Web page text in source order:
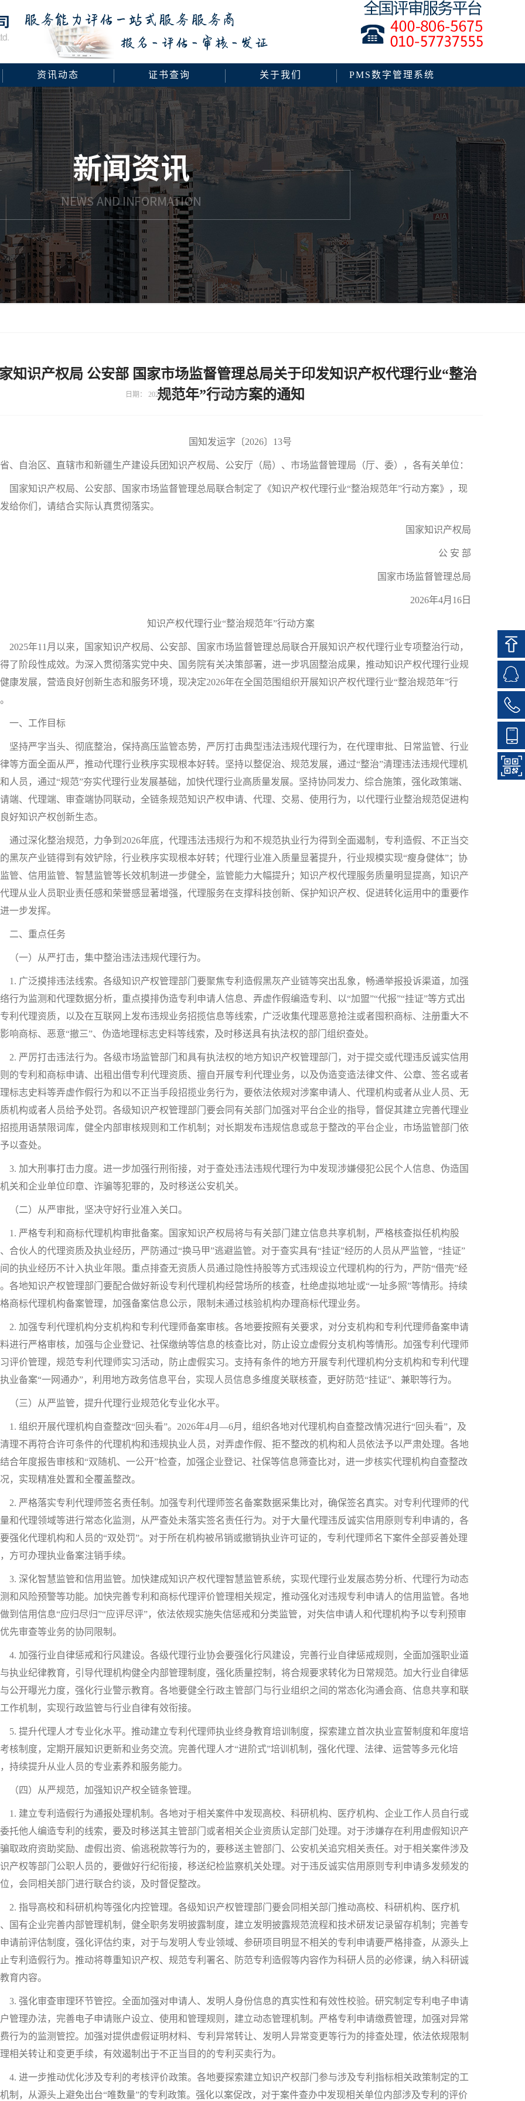
资讯动态 证书查询 关于我们 PMS数字管理系统
知识产权局 公安部 国家市场监督管理总局关于印发知识产权代理行业“整治
规范年”行动方案的通知
日期： 2026-04-28 浏览次数：
国知发运字〔2026〕13号
、自治区、直辖市和新疆生产建设兵团知识产权局、公安厅（局）、市场监督管理局（厅、委），各有关单位：
家知识产权局、公安部、国家市场监督管理总局联合制定了《知识产权代理行业“整治规范年”行动方案》，现
给你们，请结合实际认真贯彻落实。
国家知识产权局
公 安 部
国家市场监督管理总局
2026年4月16日
知识产权代理行业“整治规范年”行动方案
年11月以来，国家知识产权局、公安部、国家市场监督管理总局联合开展知识产权代理行业专项整治行动，
了阶段性成效。为深入贯彻落实党中央、国务院有关决策部署，进一步巩固整治成果，推动知识产权代理行业规
康发展，营造良好创新生态和服务环境，现决定2026年在全国范围组织开展知识产权代理行业“整治规范年”行
、工作目标
持严字当头、彻底整治，保持高压监管态势，严厉打击典型违法违规代理行为，在代理审批、日常监管、行业
等方面全面从严，推动代理行业秩序实现根本好转。坚持以整促治、规范发展，通过“整治”清理违法违规代理机
人员，通过“规范”夯实代理行业发展基础，加快代理行业高质量发展。坚持协同发力、综合施策，强化政策端、
端、代理端、审查端协同联动，全链条规范知识产权申请、代理、交易、使用行为，以代理行业整治规范促进构
好知识产权创新生态。
过深化整治规范，力争到2026年底，代理违法违规行为和不规范执业行为得到全面遏制，专利造假、不正当交
黑灰产业链得到有效铲除，行业秩序实现根本好转；代理行业准入质量显著提升，行业规模实现“瘦身健体”；协
监管、信用监管、智慧监管等长效机制进一步健全，监管能力大幅提升；知识产权代理服务质量明显提高，知识产
理从业人员职业责任感和荣誉感显著增强，代理服务在支撑科技创新、保护知识产权、促进转化运用中的重要作
一步发挥。
、重点任务
一）从严打击，集中整治违法违规代理行为。
广泛摸排违法线索。各级知识产权管理部门要聚焦专利造假黑灰产业链等突出乱象，畅通举报投诉渠道，加强
行为监测和代理数据分析，重点摸排伪造专利申请人信息、弄虚作假编造专利、以“加盟”“代报”“挂证”等方式出
利代理资质，以及在互联网上发布违规业务招揽信息等线索，广泛收集代理恶意抢注或者囤积商标、注册重大不
影响商标、恶意“撤三”、伪造地理标志史料等线索，及时移送具有执法权的部门组织查处。
严厉打击违法行为。各级市场监管部门和具有执法权的地方知识产权管理部门，对于提交或代理违反诚实信用
的专利和商标申请、出租出借专利代理资质、擅自开展专利代理业务，以及伪造变造法律文件、公章、签名或者
标志史料等弄虚作假行为和以不正当手段招揽业务行为，要依法依规对涉案申请人、代理机构或者从业人员、无
机构或者人员给予处罚。各级知识产权管理部门要会同有关部门加强对平台企业的指导，督促其建立完善代理业
揽用语禁限词库，健全内部审核规则和工作机制；对长期发布违规信息或怠于整改的平台企业，市场监管部门依
以查处。
加大刑事打击力度。进一步加强行刑衔接，对于查处违法违规代理行为中发现涉嫌侵犯公民个人信息、伪造国
关和企业单位印章、诈骗等犯罪的，及时移送公安机关。
二）从严审批，坚决守好行业准入关口。
严格专利和商标代理机构审批备案。国家知识产权局将与有关部门建立信息共享机制，严格核查拟任机构股
合伙人的代理资质及执业经历，严防通过“换马甲”逃避监管。对于查实具有“挂证”经历的人员从严监管，“挂证”
的执业经历不计入执业年限。重点排查无资质人员通过隐性持股等方式违规设立代理机构的行为，严防“借壳”经
各地知识产权管理部门要配合做好新设专利代理机构经营场所的核查，杜绝虚拟地址或“一址多照”等情形。持续
商标代理机构备案管理，加强备案信息公示，限制未通过核验机构办理商标代理业务。
加强专利代理机构分支机构和专利代理师备案审核。各地要按照有关要求，对分支机构和专利代理师备案申请
进行严格审核，加强与企业登记、社保缴纳等信息的核查比对，防止设立虚假分支机构等情形。加强专利代理师
评价管理，规范专利代理师实习活动，防止虚假实习。支持有条件的地方开展专利代理机构分支机构和专利代理
业备案“一网通办”，利用地方政务信息平台，实现人员信息多维度关联核查，更好防范“挂证”、兼职等行为。
三）从严监管，提升代理行业规范化专业化水平。
组织开展代理机构自查整改“回头看”。2026年4月—6月，组织各地对代理机构自查整改情况进行“回头看”，及
理不再符合许可条件的代理机构和违规执业人员，对弄虚作假、拒不整改的机构和人员依法予以严肃处理。各地
合年度报告审核和“双随机、一公开”检查，加强企业登记、社保等信息筛查比对，进一步核实代理机构自查整改
，实现精准处置和全覆盖整改。
严格落实专利代理师签名责任制。加强专利代理师签名备案数据采集比对，确保签名真实。对专利代理师的代
和代理领域等进行常态化监测，从严查处未落实签名责任行为。对于大量代理违反诚实信用原则专利申请的，各
强化代理机构和人员的“双处罚”。对于所在机构被吊销或撤销执业许可证的，专利代理师名下案件全部妥善处理
方可办理执业备案注销手续。
深化智慧监管和信用监管。加快建成知识产权代理智慧监管系统，实现代理行业发展态势分析、代理行为动态
和风险预警等功能。加快完善专利和商标代理评价管理相关规定，推动强化对违规专利申请人的信用监管。各地
到信用信息“应归尽归”“应评尽评”，依法依规实施失信惩戒和分类监管，对失信申请人和代理机构予以专利预审
先审查等业务的协同限制。
加强行业自律惩戒和行风建设。各级代理行业协会要强化行风建设，完善行业自律惩戒规则，全面加强职业道
执业纪律教育，引导代理机构健全内部管理制度，强化质量控制，将合规要求转化为日常规范。加大行业自律惩
公开曝光力度，强化行业警示教育。各地要健全行政主管部门与行业组织之间的常态化沟通会商、信息共享和联
作机制，实现行政监管与行业自律有效衔接。
提升代理人才专业化水平。推动建立专利代理师执业终身教育培训制度，探索建立首次执业宣誓制度和年度培
核制度，定期开展知识更新和业务交流。完善代理人才“进阶式”培训机制，强化代理、法律、运营等多元化培
持续提升从业人员的专业素养和服务能力。
四）从严规范，加强知识产权全链条管理。
建立专利造假行为通报处理机制。各地对于相关案件中发现高校、科研机构、医疗机构、企业工作人员自行或
托他人编造专利的线索，要及时移送其主管部门或者相关企业资质认定部门处理。对于涉嫌存在利用虚假知识产
取政府资助奖励、虚假出资、偷逃税款等行为的，要移送主管部门、公安机关追究相关责任。对于相关案件涉及
产权等部门公职人员的，要做好行纪衔接，移送纪检监察机关处理。对于违反诚实信用原则专利申请多发频发的
，会同相关部门进行联合约谈，及时督促整改。
指导高校和科研机构等强化内控管理。各级知识产权管理部门要会同相关部门推动高校、科研机构、医疗机
国有企业完善内部管理机制，健全职务发明披露制度，建立发明披露规范流程和技术研发记录留存机制；完善专
请前评估制度，强化评估约束，对于与发明人专业领域、参研项目明显不相关的专利申请要严格排查，从源头上
止专利造假行为。推动将尊重知识产权、规范专利署名、防范专利造假等内容作为科研人员的必修课，纳入科研诚
育内容。
强化审查审理环节管控。全面加强对申请人、发明人身份信息的真实性和有效性校验。研究制定专利电子申请
管理办法，完善电子申请账户设立、使用和管理规则，建立动态管理机制。严格专利申请缴费管理，加强对异常
行为的监测管控。加强对提供虚假证明材料、专利异常转让、发明人异常变更等行为的排查处理，依法依规限制
相关转让和变更手续，有效遏制出于不正当目的的专利买卖行为。
进一步推动优化涉及专利的考核评价政策。各地要探索建立知识产权部门参与涉及专利指标相关政策制定的工
制，从源头上避免出台“唯数量”的专利政策。强化以案促改，对于案件查办中发现相关单位内部涉及专利的评价